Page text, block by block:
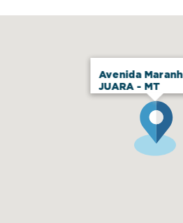
Avenida
JUARA - MT